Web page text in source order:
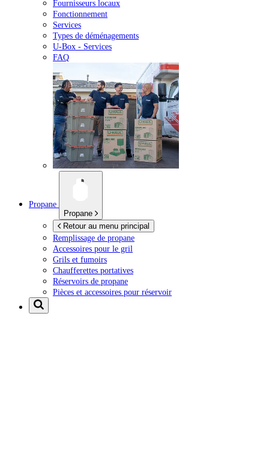
Fournisseurs locaux
Fonctionnement
Services
Types de déménagements
U-Box - Services
FAQ
Propane
Propane
Retour au menu principal
Remplissage de propane
Accessoires pour le gril
Grils et fumoirs
Chaufferettes portatives
Réservoirs de propane
Pièces et accessoires pour réservoir